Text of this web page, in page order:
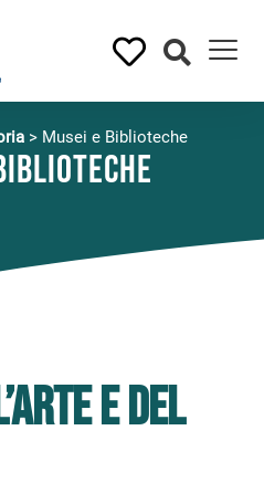
> Musei e Biblioteche
e del